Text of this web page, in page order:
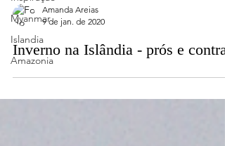
Myanmar
Islandia
Amazonia
Amanda Areias
9 de jan. de 2020
Inverno na Islândia - prós e contras